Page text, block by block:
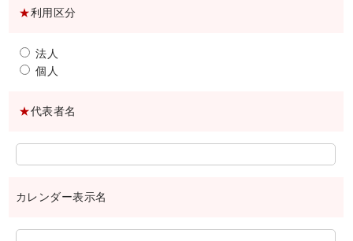
★利用区分
法人
個人
★代表者名
カレンダー表示名